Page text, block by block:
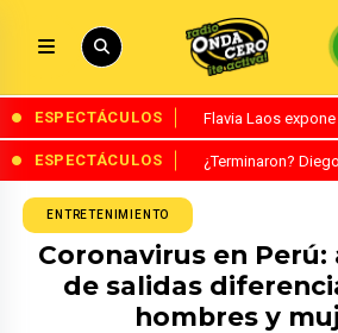
ESPECTÁCULOS Flavia Laos
ESPECTÁCULOS ¿Terminaron?
ENTRETENIMIENTO
Coronavirus en
de salidas
hombres y